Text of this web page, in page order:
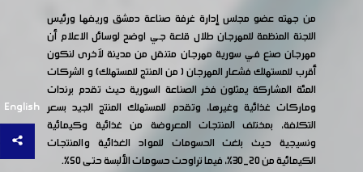
English
من جهته عضو مجلس إدارة غرفة صناعة دمشق وريفها ورئيس
اللجنة المنظمة للمهرجان طلال قلعة جي اوضح لوسائل الاعلام أن
مهرجان صنع في سورية مهرجان متنقل من مدينة لآخرى لنكون
أقرب للمستهلك فشعار المهرجان ( من المنتج للمستهلك) و الشركات
المئة المشاركة يمثلون فخر الصناعة السورية حيث تقدم برندات
وماركات غذائية وغيرها، وتقدم للمستهلك المنتج الجيد بسعر
التكلفة، بمختلف المنتجات المعروضة من غذائية وكيمائية
ونسيجية حيث بلغت الحسومات للمواد الغذائية والمنتجات
الكيمائية من 20_30%، فيما تراوحت حسومات الألبسة حتى 50%.